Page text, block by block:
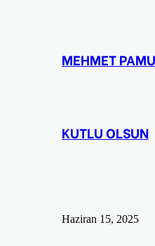
MEHMET
KUTLU OLSUN
Haziran 15, 2025